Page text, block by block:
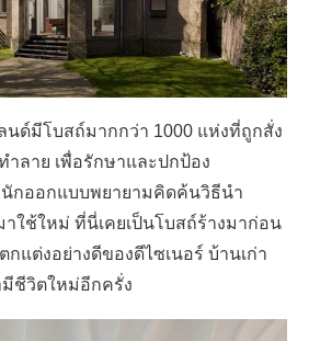
นด์มีโบสถ์มากกว่า 1000 แห่งที่ถูกสั่ง
ำลาย เพื่อรักษาและปกป้อง
นักออกแบบพยายามคิดค้นวิธีนำ
าใช้ใหม่ ที่นี่เคยเป็นโบสถ์ร้างมาก่อน
แต่งอย่างดีของดีไซเนอร์ บ้านเก่า
ชีวิตใหม่อีกครั่ง